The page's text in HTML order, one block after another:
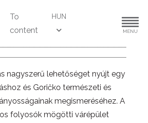
To
content
HUN
MENU
nagyszerű lehetőséget nyújt egy
és Goričko természeti és
megismeréséhez. A
folyosók mögötti várépület